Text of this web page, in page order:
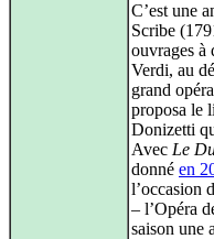
C’est une
Scribe
ouvrages à
Verdi, au
grand
proposa le
Donizetti
Avec Le
donné en
l’occasion
– l’Opéra
saison une